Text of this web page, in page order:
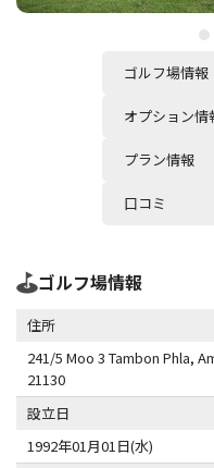
ゴルフ場情報
オプション情
プラン情報
口コミ
ゴルフ場情報
住所
241/5 Moo 3 Tambon Phla,
21130
設立日
1992年01月01日(水)